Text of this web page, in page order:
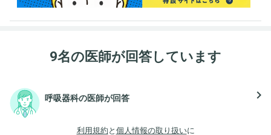
9名の医師が回答しています
呼吸器科の医師が回答 navigate_next
利用規約 と 個人情報の取り扱いに